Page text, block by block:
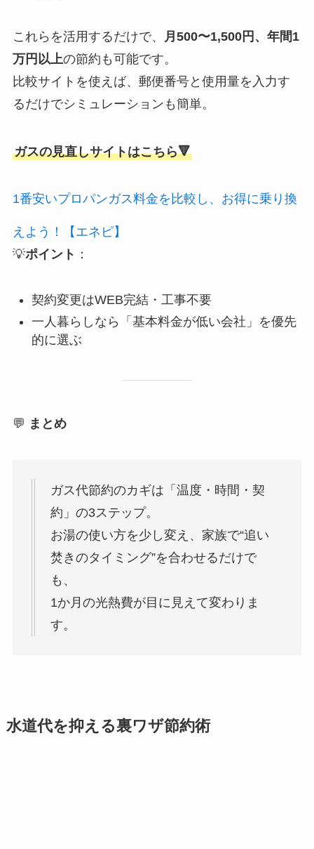
これらを活用するだけで、
月500〜1,500円、年間1
万円以上の節約も可能です。
比較サイトを使えば、郵便番号と使用量を入力す
るだけでシミュレーションも簡単。
ガスの見直しサイトはこちら🔻
1番安いプロパンガス料金を比較し、お得に乗り換
えよう！【エネピ】
💡ポイント ：
契約変更はWEB完結・工事不要
一人暮らしなら「基本料金が低い会社」を優先
的に選ぶ
💬 まとめ
ガス代節約のカギは「温度・時間・契
約」の3ステップ。
お湯の使い方を少し変え、家族で“追い
焚きのタイミング”を合わせるだけで
も、
1か月の光熱費が目に見えて変わりま
す。
水道代を抑える裏ワザ節約術